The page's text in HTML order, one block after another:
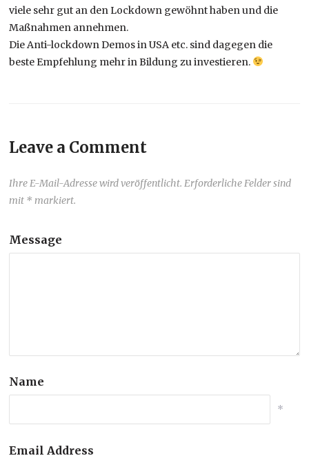
viele sehr gut an den Lockdown gewöhnt haben und die
Maßnahmen annehmen.
Die Anti-lockdown Demos in USA etc. sind dagegen die
beste Empfehlung mehr in Bildung zu investieren.
Leave a Comment
Ihre E-Mail-Adresse wird veröffentlicht. Erforderliche Felder sind
mit * markiert.
Message
Name
*
Email Address